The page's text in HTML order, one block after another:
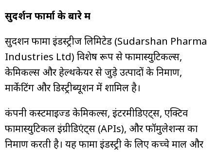
सुदर्शन फार्मा के बारे में
सुदर्शन फार्मा इंडस्ट्रीज लिमिटेड (Sudarshan Pharma
Industries Ltd) विशेष रूप से फार्मास्युटिकल्स,
केमिकल्स और हेल्थकेयर से जुड़े उत्पादों के निर्माण,
मार्केटिंग और डिस्ट्रीब्यूशन में शामिल है।
कंपनी कस्टमाइज्ड केमिकल्स, इंटरमीडिएट्स, एक्टिव
फार्मास्युटिकल इंग्रीडिएंट्स (APIs), और फॉर्मुलेशन्स का
निर्माण करती है। यह फार्मा इंडस्ट्री के लिए कच्चे माल और